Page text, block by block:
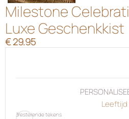
Milestone
Luxe Geschenkkist
€29.95
Leeftijd
3resterende tekens